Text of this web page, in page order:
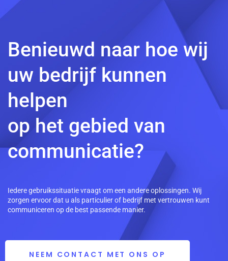
Benieuwd naar hoe wij
uw bedrijf kunnen
helpen
op het gebied van
communicatie?
Iedere gebruikssituatie vraagt om een andere oplossingen. Wij
zorgen ervoor dat u als particulier of bedrijf met vertrouwen kunt
communiceren op de best passende manier.
NEEM CONTACT MET ONS OP